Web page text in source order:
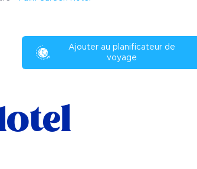
Ajouter au planificateur de
voyage